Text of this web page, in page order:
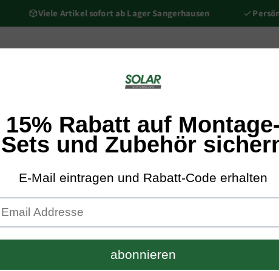
Viele Artikel sofort ab Lager Sangerhausen
Měnič Kompletní balíčky Montážní sady Podkonstrukce/
Solar SGH Shop
Fronius
Plus